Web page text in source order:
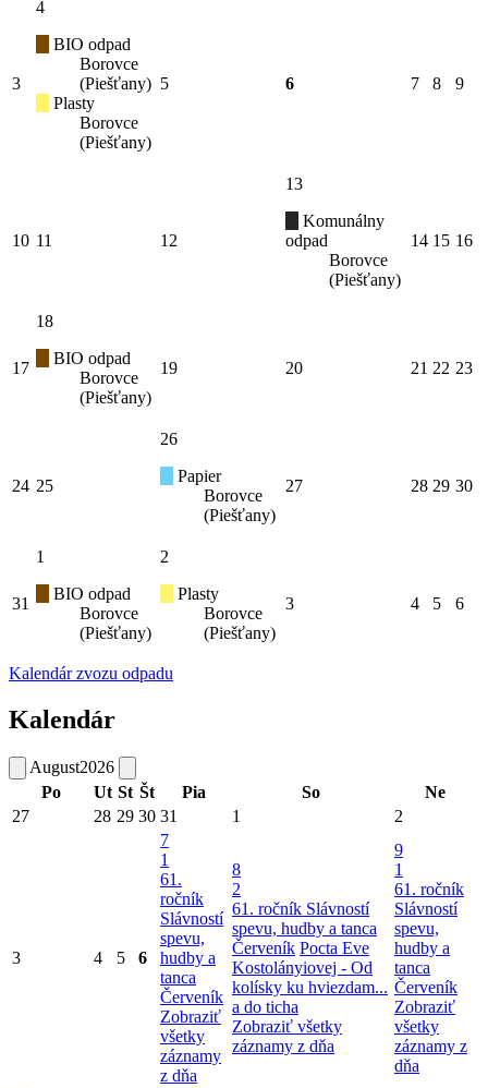
3
4
BIO odpad
Borovce
(Piešťany)
Plasty
Borovce
(Piešťany)
5 6 7 8 9
10 11 12
13
Komunálny
odpad
Borovce
(Piešťany)
14 15 16
17
18
BIO odpad
Borovce
(Piešťany)
19 20 21 22 23
24 25
26
Papier
Borovce
(Piešťany)
27 28 29 30
31
1
BIO odpad
Borovce
(Piešťany)
2
Plasty
Borovce
(Piešťany)
3 4 5 6
Kalendár zvozu odpadu
Kalendár
August2026
Po
Ut St Št Pia So
Ne
27
28 29 30 31 1 2
3 4 5 6
7
1
61.
ročník
Slávností
spevu,
hudby a
tanca
Červeník
Zobraziť
všetky
záznamy
z dňa
8
2
61. ročník Slávností
spevu, hudby a tanca
Červeník Pocta Eve
Kostolányiovej - Od
kolísky ku hviezdam...
a do ticha
Zobraziť všetky
záznamy z dňa
9
1
61. ročník
Slávností
spevu,
hudby a
tanca
Červeník
Zobraziť
všetky
záznamy z
dňa